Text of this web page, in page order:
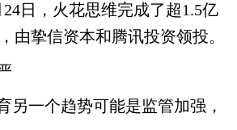
日，火花思维完成了超1.5亿
由挚信资本和腾讯投资领投。
一个趋势可能是监管加强，